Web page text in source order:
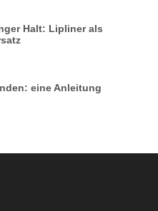
Halt: Lipliner als
eine Anleitung